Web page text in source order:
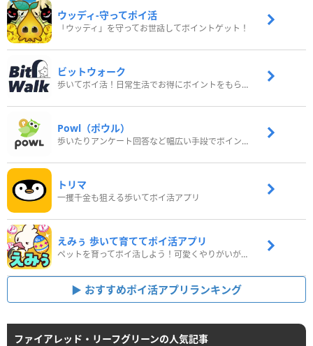
ウッディ‐守ってポイ活
「ウッディ」を守ってお世話してポイントゲット！
ビットウォーク
歩いてポイ活！日常生活でお得にポイントをもらおう
Powl（ポウル）
歩いたりアンケート回答など幅広い手段でポイントをゲット
トリマ
一攫千金も狙える歩いてポイ活アプリ
えみぅ 歩いて育ててポイ活アプリ
ペットを育ってポイ活しよう！可愛くやりがいがある新感覚アプリ
おすすめポイ活アプリランキング
ファイアレッド・リーフグリーンの人気記事